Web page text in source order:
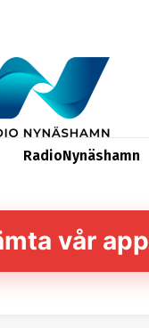
RadioNynäshamn
vår app